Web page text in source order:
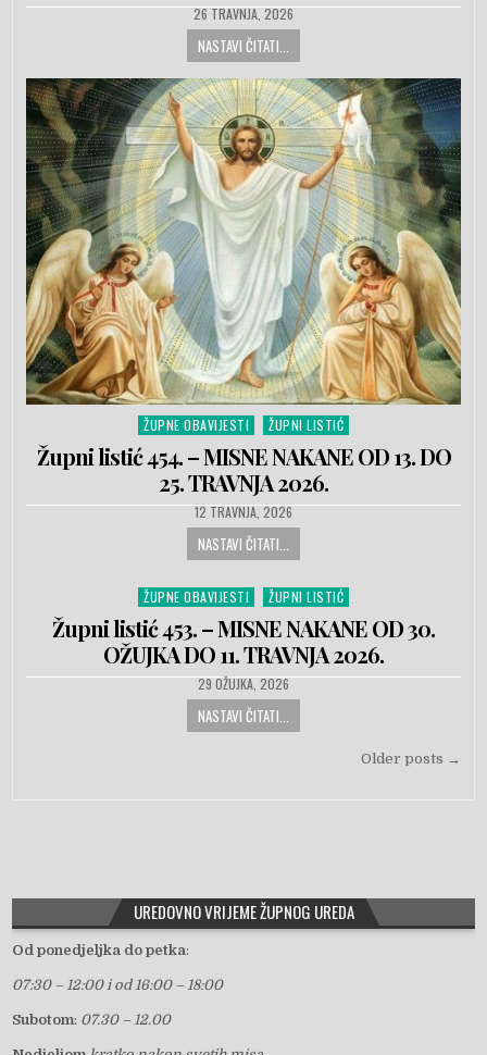
PUBLISHED DATE:
26 TRAVNJA, 2026
NASTAVI ČITATI...
Posted in
ŽUPNE OBAVIJESTI ŽUPNI LISTIĆ
Župni listić 454. – MISNE NAKANE OD 13. DO
25. TRAVNJA 2026.
PUBLISHED DATE:
12 TRAVNJA, 2026
NASTAVI ČITATI...
Posted in
ŽUPNE OBAVIJESTI ŽUPNI LISTIĆ
Župni listić 453. – MISNE NAKANE OD 30.
OŽUJKA DO 11. TRAVNJA 2026.
PUBLISHED DATE:
29 OŽUJKA, 2026
NASTAVI ČITATI...
Older posts →
UREDOVNO VRIJEME ŽUPNOG UREDA
Od ponedjeljka do petka:
07:30 – 12:00 i od 16:00 – 18:00
Subotom: 07.30 – 12.00